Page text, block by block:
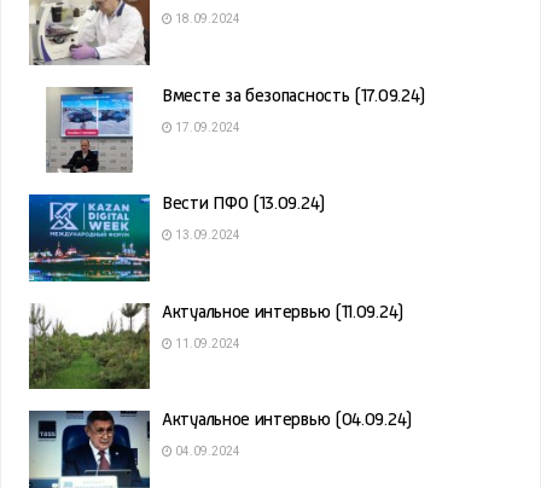
18.09.2024
Вместе за безопасность (17.09.24)
17.09.2024
Вести ПФО (13.09.24)
13.09.2024
Актуальное интервью (11.09.24)
11.09.2024
Актуальное интервью (04.09.24)
04.09.2024